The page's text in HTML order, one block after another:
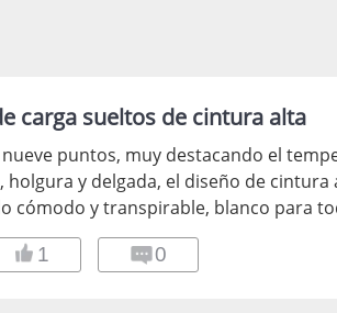
carga sueltos de cintura alta
puntos, muy destacando el
y delgada, el diseño de cintura
cómodo y transpirable, blanco para
1 0